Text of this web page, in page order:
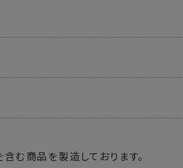
む商品を製造しております。